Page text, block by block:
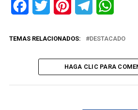
FacebookTwitter PinterestTelegram
TEMAS RELACIONADOS: DESTACADO
HAGA CLIC PARA